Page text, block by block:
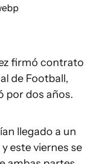
firmó contrato
de Football,
por dos años.
llegado a un
este viernes se